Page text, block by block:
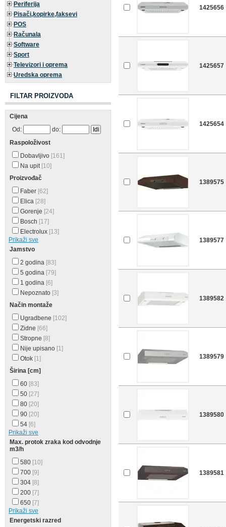
Periferija
Pisači,kopirke,faksevi
POS
Računala
Software
Sport
Televizori i oprema
Uredska oprema
FILTAR PROIZVODA
Cijena
Od:
do:
Raspoloživost
Dobavljivo [161]
Na upit [10]
Proizvođač
Faber [62]
Elica [28]
Gorenje [24]
Bosch [17]
Electrolux [13]
Prikaži sve
Jamstvo
2 godina [83]
5 godina [79]
1 godina [6]
Nepoznato [3]
Način montaže
Ugradbene [102]
Zidne [66]
Stropne [8]
Nije upisano [1]
Otok [1]
Širina [cm]
60 [83]
50 [27]
80 [20]
90 [20]
54 [6]
Prikaži sve
Max. protok zraka kod odvodnje
m3/h
580 [10]
700 [9]
304 [8]
200 [7]
650 [7]
Prikaži sve
Energetski razred
1425656
1425657
1425654
1389575
1389577
1389582
1389579
1389580
1389581